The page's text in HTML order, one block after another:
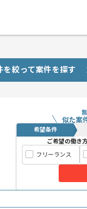
を絞って案件を探す
似た案
希望条件
ご希望の働き
フリーランス